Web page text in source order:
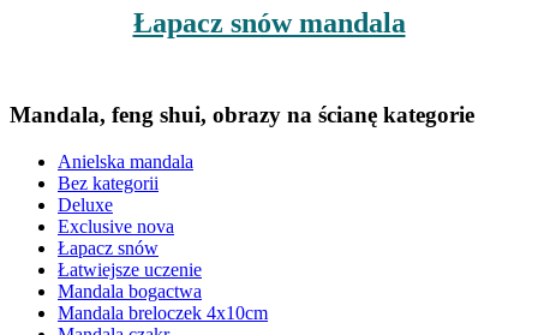
Łapacz snów mandala
Mandala, feng shui, obrazy na ścianę kategorie
Anielska mandala
Bez kategorii
Deluxe
Exclusive nova
Łapacz snów
Łatwiejsze uczenie
Mandala bogactwa
Mandala breloczek 4x10cm